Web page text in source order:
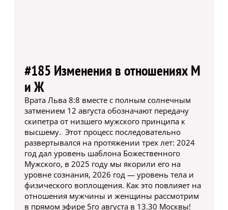
#185 Изменения в отношениях М
и Ж
Врата Льва 8:8 вместе с полным солнечным
затмением 12 августа обозначают передачу
скипетра от низшего мужского принципа к
высшему. Этот процесс последовательно
развертывался на протяжении трех лет: 2024
год дал уровень шаблона Божественного
Мужского, в 2025 году мы якорили его на
уровне сознания, 2026 год — уровень тела и
физического воплощения. Как это повлияет на
отношения мужчины и женщины рассмотрим
в прямом эфире 5го августа в 13.30 Москвы!